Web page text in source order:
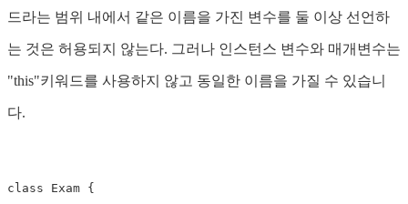
드라는 범위 내에서 같은 이름을 가진 변수를 둘 이상 선언하
는 것은 허용되지 않는다. 그러나 인스턴스 변수와 매개변수는
"this"키워드를 사용하지 않고 동일한 이름을 가질 수 있습니
다.
class Exam {